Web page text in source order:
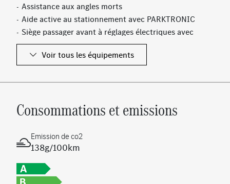
Assistance aux angles morts
Aide active au stationnement avec PARKTRONIC
Siège passager avant à réglages électriques avec
fonction Mémoires
Avertisseur de franchissement de ligne actif
Freinage d'urgence assisté actif
Avertisseur de sortie du véhicule à l'arrêt
fonction Mémoires
Filet au dos des sièges avant
Airbag genou
Voir tous les équipements
Consommations et emissions
Emission de co2
138g/100km